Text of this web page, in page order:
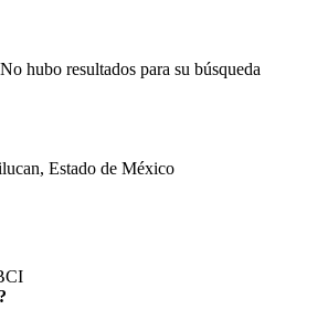
No hubo resultados para su búsqueda
Estado de México